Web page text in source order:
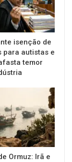
isenção de
para autistas e
temor
Ormuz: Irã e